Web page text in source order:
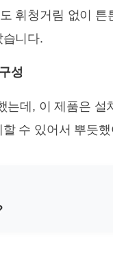
휘청거림 없이
니다.
성
는데, 이 제품은
수 있어서 뿌듯했